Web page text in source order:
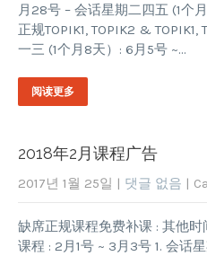
月28号 – 会话星期二四五 (1个
正规TOPIK1, TOPIK2 &
一三 (1个月8天）: 6月5号 ~…
阅读更多
2018年2月课程广告
2017년 1월 25일 | 댓글 없음 |
缺席正规课程免费补课 : 其他
课程 : 2月1号 ~ 3月3号 1. 会话